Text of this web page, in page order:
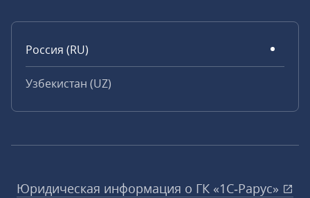
Россия (RU)
Узбекистан (UZ)
Юридическая информация о ГК «1С‑Рарус»